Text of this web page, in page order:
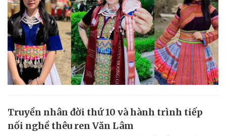
Truyền nhân đời thứ 10 và hành trình tiếp
nối nghề thêu ren Văn Lâm